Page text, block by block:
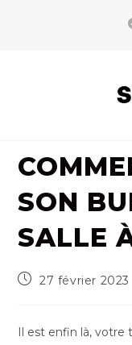
SON
SALLE
Publication
27 février 2023
Il est enfin là, votre